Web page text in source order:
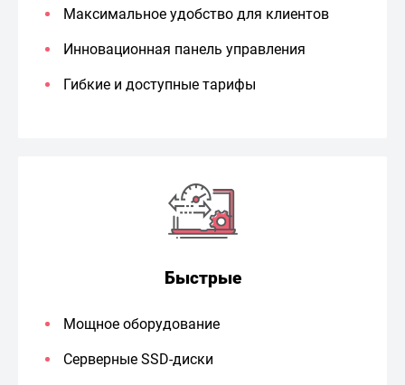
Максимальное удобство для клиентов
Инновационная панель управления
Гибкие и доступные тарифы
Быстрые
Мощное оборудование
Серверные SSD-диски